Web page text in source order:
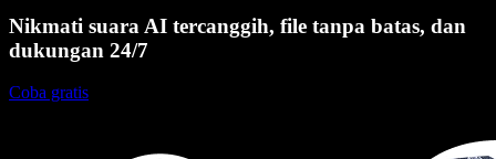
Nikmati suara AI tercanggih, file tanpa batas, dan
dukungan 24/7
Coba gratis